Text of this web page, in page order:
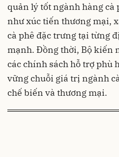
quản lý tốt ngành hàng cà
như xúc tiến thương mại,
cà phê đặc trưng tại từng
mạnh. Đồng thời, Bộ kiến
các chính sách hỗ trợ phù
vững chuỗi giá trị ngành
chế biến và thương mại.